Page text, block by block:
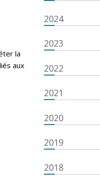
la
aux
2024
2023
2022
2021
2020
2019
2018